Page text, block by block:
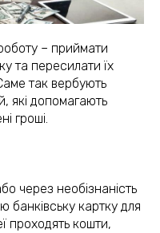
– приймати
та пересилати їх
так вербують
які допомагають
гроші.
через необізнаність
банківську картку для
проходять кошти,